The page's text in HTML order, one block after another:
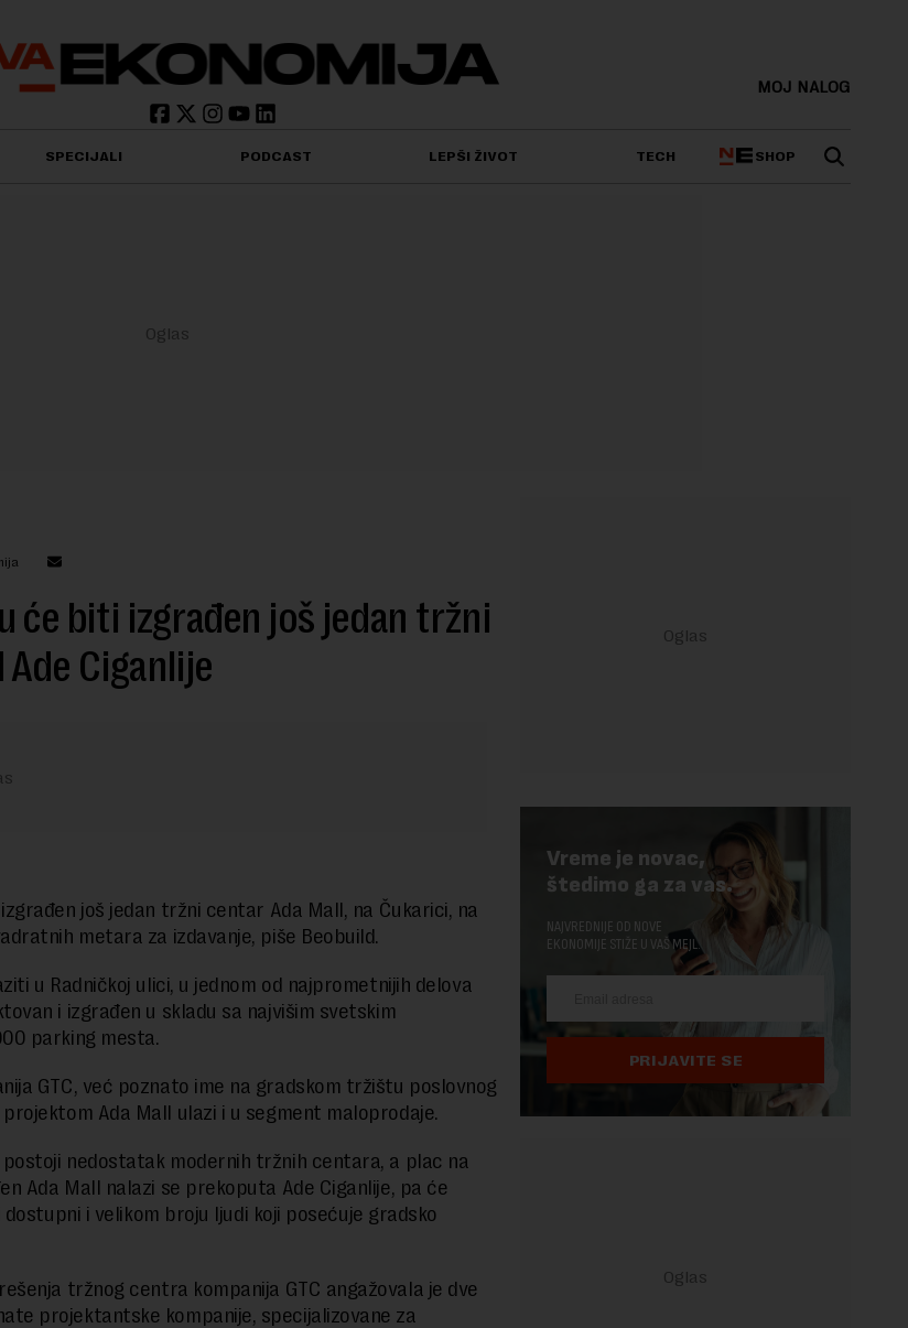
MOJ NALOG
SPECIJALI PODCAST LEPŠI ŽIVOT TECH SHOP
će biti izgrađen još jedan tržni
Ciganlije
još jedan tržni centar Ada Mall, na Čukarici, na
metara za izdavanje, piše Beobuild.
u Radničkoj ulici, u jednom od najprometnijih delova
i izgrađen u skladu sa najvišim svetskim
parking mesta.
GTC, već poznato ime na gradskom tržištu poslovnog
Ada Mall ulazi i u segment maloprodaje.
postoji nedostatak modernih tržnih centara, a plac na
Ada Mall nalazi se prekoputa Ade Ciganlije, pa će
i velikom broju ljudi koji posećuje gradsko
tržnog centra kompanija GTC angažovala je dve
projektantske kompanije, specijalizovane za
Vreme je novac,
štedimo ga za vas.
NAJVREDNIJE OD NOVE
EKONOMIJE STIŽE U VAŠ MEJL.
PRIJAVITE SE